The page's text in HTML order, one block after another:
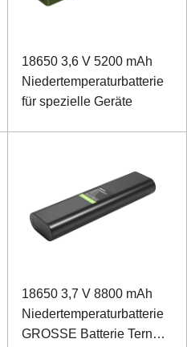
18650 3,6 V 5200 mAh
Niedertemperaturbatterie
für spezielle Geräte
18650 3,7 V 8800 mAh
Niedertemperaturbatterie
GROSSE Batterie Ternäre